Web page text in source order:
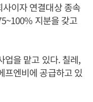
이자 연결대상 종속
지분을 갖고
업을 맡고 있다. 칠레,
프엔비에 공급하고 있